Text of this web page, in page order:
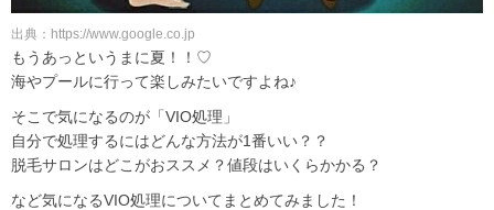
出典：https://www.google.co.jp
もうあっというまに夏！！♡
海やプールに行って楽しみたいですよね♪
そこで気になるのが「VIO処理」
自分で処理するにはどんな方法が1番いい？？
脱毛サロンはどこがおススメ？値段はいくらかかる？
など気になるVIO処理についてまとめてみました！